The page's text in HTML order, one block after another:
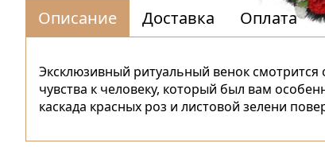
Описание Доставка Оплата
Эксклюзивный ритуальный венок
чувства к человеку, который был вам
каскада красных роз и листовой зелени